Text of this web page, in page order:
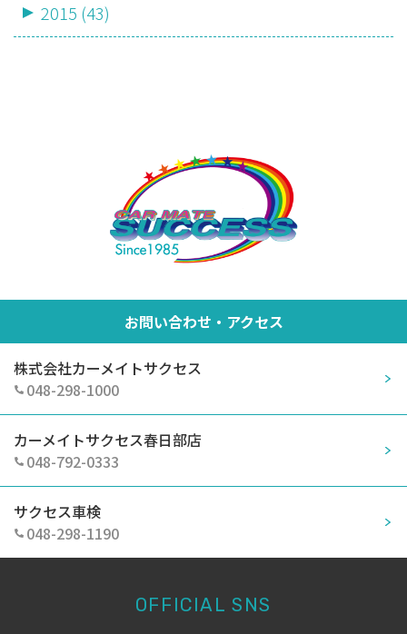
2015 (43)
お問い合わせ・アクセス
株式会社カーメイトサクセス
048-298-1000
カーメイトサクセス春日部店
048-792-0333
サクセス車検
048-298-1190
OFFICIAL SNS